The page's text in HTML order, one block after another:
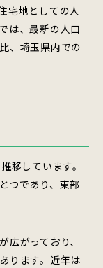
宅地としての人
は、最新の人口
、埼玉県内での
移しています。
つであり、東部
がっており、
ります。近年は